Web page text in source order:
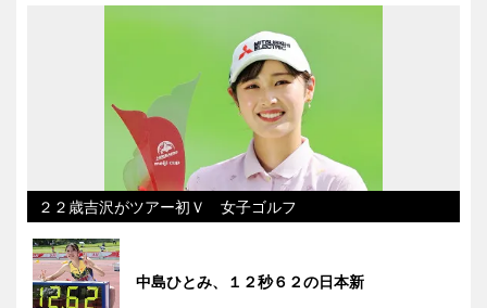
２２歳吉沢がツアー初Ｖ 女子ゴルフ
中島ひとみ、１２秒６２の日本新